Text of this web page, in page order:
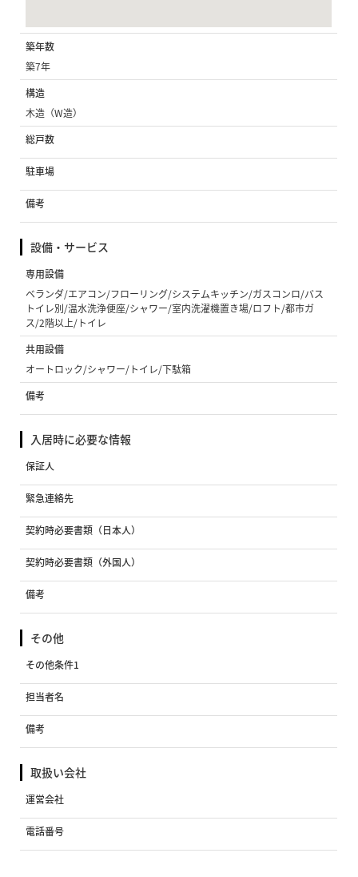
築年数
築7年
構造
木造（W造）
総戸数
駐車場
備考
設備・サービス
専用設備
ベランダ/エアコン/フローリング/システムキッチン/ガスコンロ/バス
トイレ別/温水洗浄便座/シャワー/室内洗濯機置き場/ロフト/都市ガ
ス/2階以上/トイレ
共用設備
オートロック/シャワー/トイレ/下駄箱
備考
入居時に必要な情報
保証人
緊急連絡先
契約時必要書類（日本人）
契約時必要書類（外国人）
備考
その他
その他条件1
担当者名
備考
取扱い会社
運営会社
電話番号